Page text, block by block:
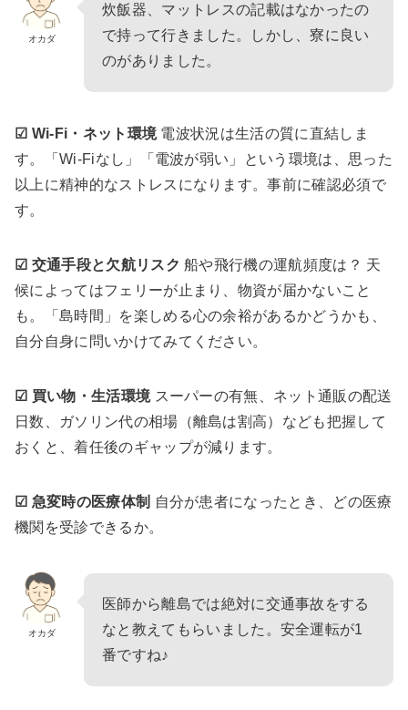
オカダ
炊飯器、マットレスの記載はなかったの
で持って行きました。しかし、寮に良い
のがありました。
☑ Wi-Fi・ネット環境電波状況は生活の質に直結しま
す。「Wi-Fiなし」「電波が弱い」という環境は、思った
以上に精神的なストレスになります。事前に確認必須で
す。
☑ 交通手段と欠航リスク 船や飛行機の運航頻度は？ 天
候によってはフェリーが止まり、物資が届かないこと
も。「島時間」を楽しめる心の余裕があるかどうかも、
自分自身に問いかけてみてください。
☑ 買い物・生活環境スーパーの有無、ネット通販の配送
日数、ガソリン代の相場（離島は割高）なども把握して
おくと、着任後のギャップが減ります。
☑ 急変時の医療体制 自分が患者になったとき、どの医療
機関を受診できるか。
オカダ
医師から離島では絶対に交通事故をする
なと教えてもらいました。安全運転が1
番ですね♪